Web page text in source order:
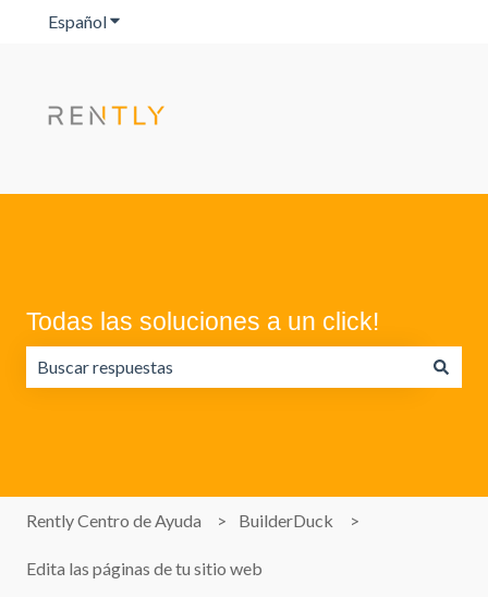
EspañolTraducciones de Mostrar submenú de
Todas las soluciones a un click!
Rently Centro de Ayuda BuilderDuck
Edita las páginas de tu sitio web